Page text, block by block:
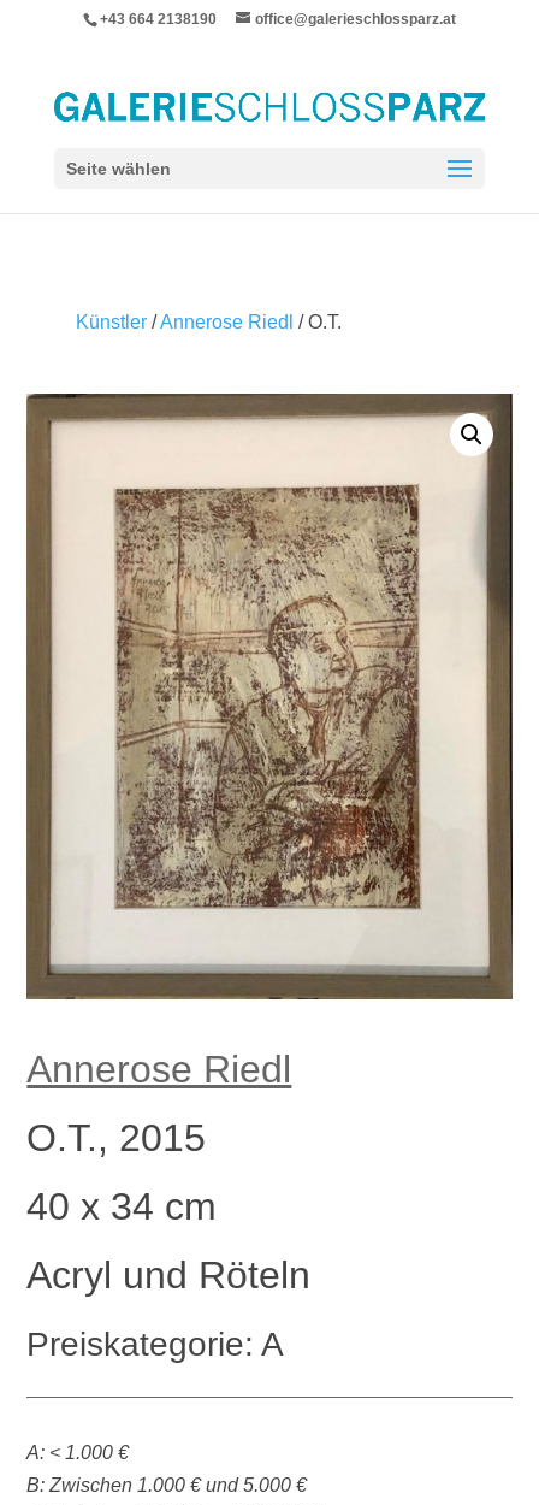
+43 664 2138190 office@galerieschlossparz.at
Seite wählen
Künstler/Annerose Riedl / O.T.
Annerose Riedl
O.T., 2015
40 x 34 cm
Acryl und Röteln
Preiskategorie: A
A: < 1.000 €
B: Zwischen 1.000 € und 5.000 €